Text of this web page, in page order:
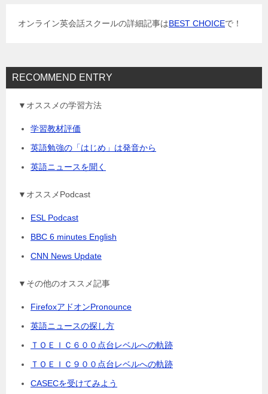
オンライン英会話スクールの詳細記事はBEST CHOICEで！
RECOMMEND ENTRY
▼オススメの学習方法
学習教材評価
英語勉強の「はじめ」は発音から
英語ニュースを聞く
▼オススメPodcast
ESL Podcast
BBC 6 minutes English
CNN News Update
▼その他のオススメ記事
FirefoxアドオンPronounce
英語ニュースの探し方
ＴＯＥＩＣ６００点台レベルへの軌跡
ＴＯＥＩＣ９００点台レベルへの軌跡
CASECを受けてみよう